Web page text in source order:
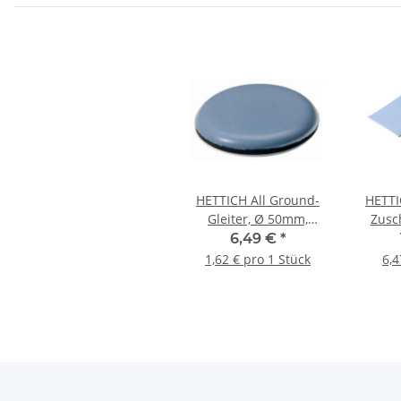
HETTICH All Ground-
Gleiter, Ø 50mm,
selbstklebend, rund, 4
Stück
6,49 € *
1,62 € pro 1 Stück